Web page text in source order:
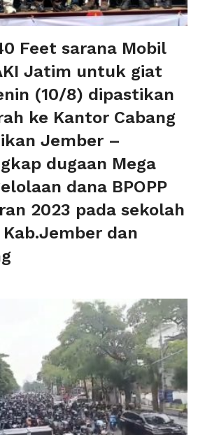
Feet sarana Mobil
Jatim untuk giat
(10/8) dipastikan
ke Kantor Cabang
Jember –
dugaan Mega
dana BPOPP
2023 pada sekolah
Kab.Jember dan